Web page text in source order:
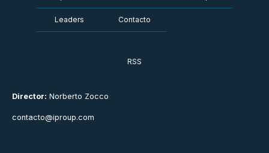
Director: Norberto Zocco
contacto@iproup.com
Leaders Contacto
RSS